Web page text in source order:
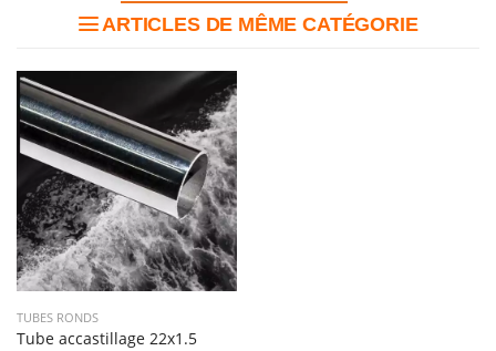
ARTICLES DE MÊME CATÉGORIE
TUBES RONDS
Tube accastillage 22x1.5